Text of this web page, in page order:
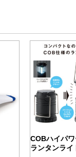
COBハイパ
ランタンライ